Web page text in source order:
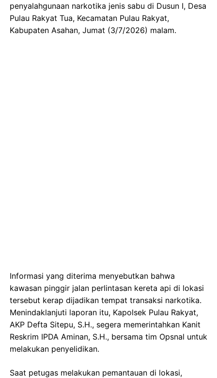
penyalahgunaan narkotika jenis sabu di Dusun I, Desa
Pulau Rakyat Tua, Kecamatan Pulau Rakyat,
Kabupaten Asahan, Jumat (3/7/2026) malam.
Informasi yang diterima menyebutkan bahwa
kawasan pinggir jalan perlintasan kereta api di lokasi
tersebut kerap dijadikan tempat transaksi narkotika.
Menindaklanjuti laporan itu, Kapolsek Pulau Rakyat,
AKP Defta Sitepu, S.H., segera memerintahkan Kanit
Reskrim IPDA Aminan, S.H., bersama tim Opsnal untuk
melakukan penyelidikan.
Saat petugas melakukan pemantauan di lokasi,